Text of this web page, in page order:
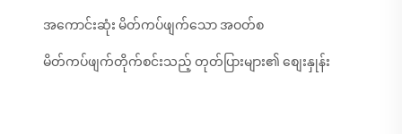
အကောင်းဆုံး မိတ်ကပ်ဖျက်သော အဝတ်စ
မိတ်ကပ်ဖျက်တိုက်စင်းသည့် တုတ်ပြားများ၏ စျေးနှုန်း